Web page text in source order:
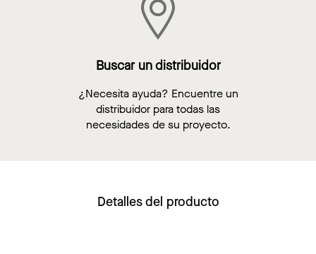
Buscar un distribuidor
¿Necesita ayuda? Encuentre un
distribuidor para todas las
necesidades de su proyecto.
Detalles del producto